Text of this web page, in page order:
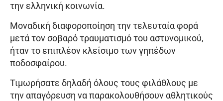
την ελληνική κοινωνία.
Μοναδική διαφοροποίηση την τελευταία φορά
μετά τον σοβαρό τραυματισμό του αστυνομικού,
ήταν το επιπλέον κλείσιμο των γηπέδων
ποδοσφαίρου.
Τιμωρήσατε δηλαδή όλους τους φιλάθλους με
την απαγόρευση να παρακολουθήσουν αθλητικούς